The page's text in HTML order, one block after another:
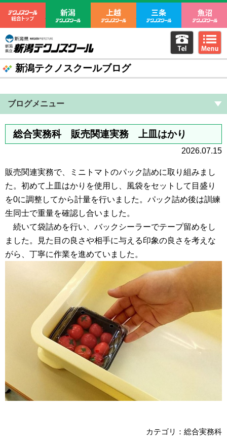
テクノスクール総合トップ
新潟テクノスクール上越テクノスクール
三条テクノ
新潟県立新潟テクノスクール 電話を
新潟テクノスクールブログ
ブログメニュー
総合実務科 販売関連実務 上皿はかり
2026.07.15
販売関連実務で、ミニトマトのパック詰めに取り組みまし
た。初めて上皿はかりを使用し、風袋をセットして目盛り
を0に調整してから計量を行いました。パック詰め後は訓練
生同士で重量を確認し合いました。
続いて袋詰めを行い、バックシーラーでテープ留めをし
ました。見た目の良さや相手に与える印象の良さを考えな
がら、丁寧に作業を進めていました。
カテゴリ：総合実務科